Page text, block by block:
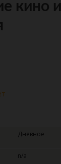
кино и
Дневное
n/a